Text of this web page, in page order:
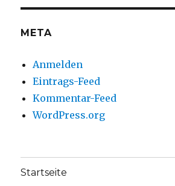
anzeigenanzeigen
META
Anmelden
Eintrags-Feed
Kommentar-Feed
WordPress.org
Startseite